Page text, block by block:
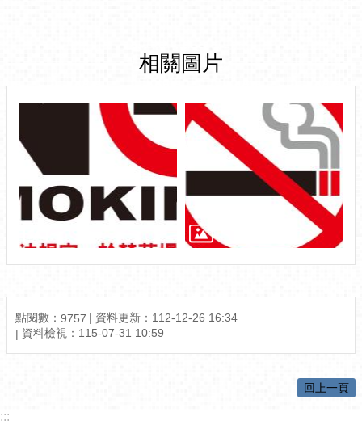
相關圖片
點閱數： 9757 資料更新： 112-12-26 16:34
資料檢視： 115-07-31 10:59
回上一頁
:::